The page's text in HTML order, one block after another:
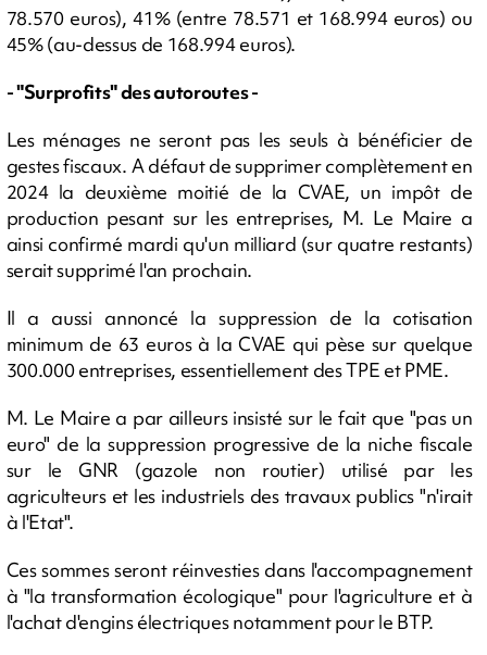
78.570 euros), 41% (entre 78.571 et 168.994 euros) ou
45% (au-dessus de 168.994 euros).
- "Surprofits" des autoroutes -
Les ménages ne seront pas les seuls à bénéficier de
gestes fiscaux. A défaut de supprimer complètement en
2024 la deuxième moitié de la CVAE, un impôt de
production pesant sur les entreprises, M. Le Maire a
ainsi confirmé mardi qu'un milliard (sur quatre restants)
serait supprimé l'an prochain.
Il a aussi annoncé la suppression de la cotisation
minimum de 63 euros à la CVAE qui pèse sur quelque
300.000 entreprises, essentiellement des TPE et PME.
M. Le Maire a par ailleurs insisté sur le fait que "pas un
euro" de la suppression progressive de la niche fiscale
sur le GNR (gazole non routier) utilisé par les
agriculteurs et les industriels des travaux publics "n'irait
à l'Etat".
Ces sommes seront réinvesties dans l'accompagnement
à "la transformation écologique" pour l'agriculture et à
l'achat d'engins électriques notamment pour le BTP.